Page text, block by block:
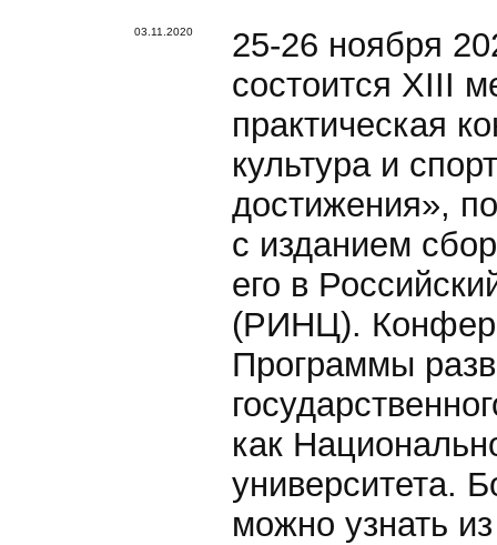
03.11.2020
25-26 ноября
состоится XIII
практическая
культура и
достижения»,
с изданием
его в
(РИНЦ).
Программы
как
университета.
можно узнать